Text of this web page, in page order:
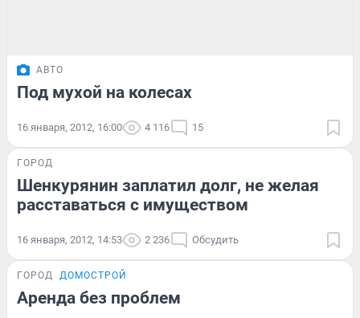
АВТО
Под мухой на колесах
16 января, 2012, 16:00 4 116 15
ГОРОД
Шенкурянин заплатил долг, не желая
расставаться с имуществом
16 января, 2012, 14:53 2 236 Обсудить
ГОРОД ДОМОСТРОЙ
Аренда без проблем